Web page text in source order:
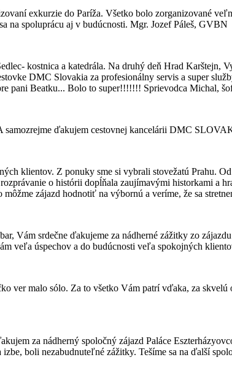
exkurzie do Paríža. Všetko bolo zorganizované
na spoluprácu aj v budúcnosti. Mgr. Jozef Páleš, GVBN
kostnica a katedrála. Na druhý deň Hrad Karštejn,
DMC Slovakia za profesionálny servis a super
pani Beatku... Bolo to super!!!!!!! Sprievodca Michal,
samozrejme ďakujem cestovnej kancelárii DMC
klientov. Z ponuky sme si vybrali stovežatú Prahu.
o histórii dopĺňala zaujímavými historkami a
zájazd hodnotiť na výbornú a veríme, že sa
Vám srdečne ďakujeme za nádherné zážitky zo
veľa úspechov a do budúcnosti veľa spokojných
ver malo sólo. Za to všetko Vám patrí vďaka, za skvelú
za nádherný spoločný zájazd Paláce
boli nezabudnuteľné zážitky. Tešíme sa na ďalší